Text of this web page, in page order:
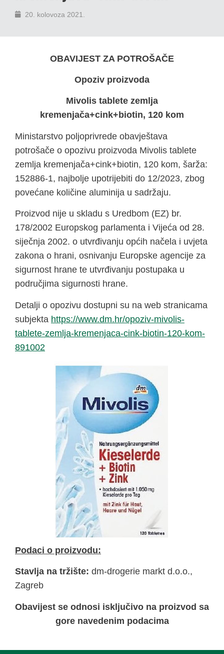
20. kolovoza 2021.
OBAVIJEST ZA POTROŠAČE
Opoziv proizvoda
Mivolis tablete zemlja
kremenjača+cink+biotin, 120 kom
Ministarstvo poljoprivrede obavještava
potrošače o opozivu proizvoda Mivolis tablete
zemlja kremenjača+cink+biotin, 120 kom, šarža:
152886-1, najbolje upotrijebiti do 12/2023, zbog
povećane količine aluminija u sadržaju.
Proizvod nije u skladu s Uredbom (EZ) br.
178/2002 Europskog parlamenta i Vijeća od 28.
siječnja 2002. o utvrđivanju općih načela i uvjeta
zakona o hrani, osnivanju Europske agencije za
sigurnost hrane te utvrđivanju postupaka u
područjima sigurnosti hrane.
Detalji o opozivu dostupni su na web stranicama
subjekta https://www.dm.hr/opoziv-mivolis-
tablete-zemlja-kremenjaca-cink-biotin-120-kom-
891002
Podaci o proizvodu:
Stavlja na tržište: dm-drogerie markt d.o.o.,
Zagreb
Obavijest se odnosi isključivo na proizvod sa
gore navedenim podacima